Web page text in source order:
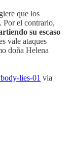
que los
Por el contrario,
su escaso
vale ataques
doña Helena
lies-01 via